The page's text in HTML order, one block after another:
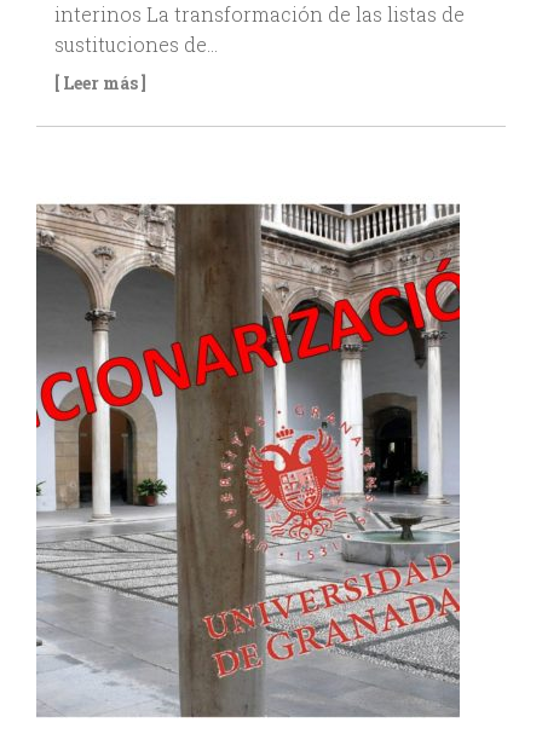
interinos La transformación de las listas de
sustituciones de…
[ Leer más ]